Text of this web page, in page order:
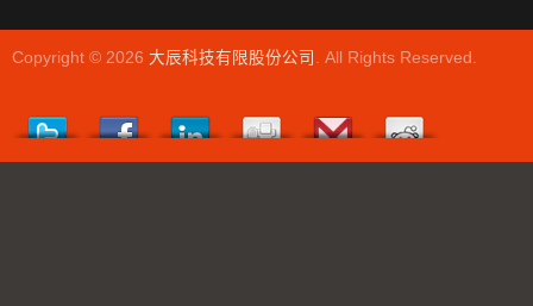
Copyright © 2026 大辰科技有限股份公司 . All Rights Reserved.